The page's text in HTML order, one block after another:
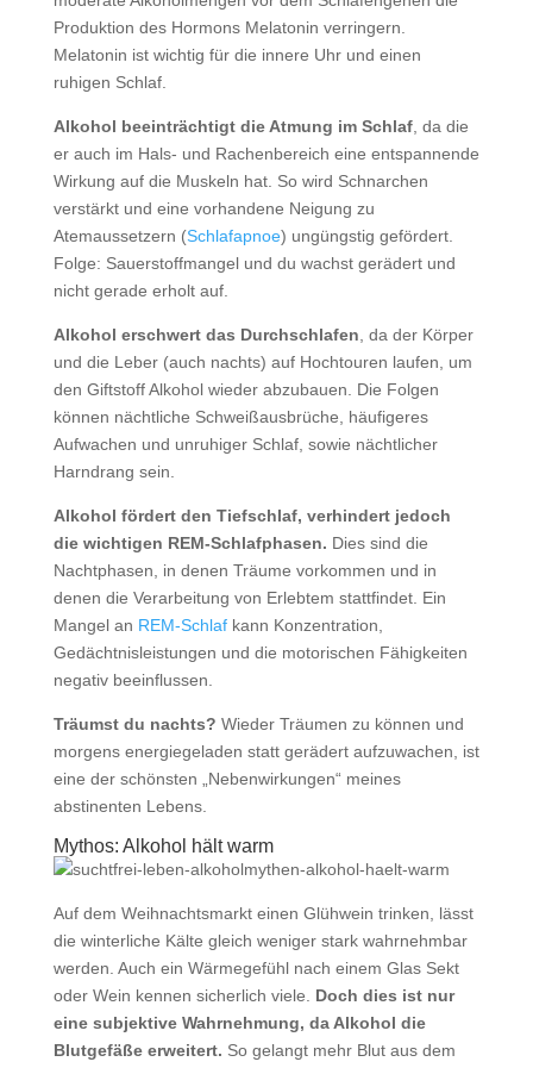
Produktion des Hormons Melatonin verringern.
Melatonin ist wichtig für die innere Uhr und einen
ruhigen Schlaf.
Alkohol beeinträchtigt die Atmung im Schlaf, da die
er auch im Hals- und Rachenbereich eine entspannende
Wirkung auf die Muskeln hat. So wird Schnarchen
verstärkt und eine vorhandene Neigung zu
Atemaussetzern (Schlafapnoe) ungüngstig gefördert.
Folge: Sauerstoffmangel und du wachst gerädert und
nicht gerade erholt auf.
Alkohol erschwert das Durchschlafen , da der Körper
und die Leber (auch nachts) auf Hochtouren laufen, um
den Giftstoff Alkohol wieder abzubauen. Die Folgen
können nächtliche Schweißausbrüche, häufigeres
Aufwachen und unruhiger Schlaf, sowie nächtlicher
Harndrang sein.
Alkohol fördert den Tiefschlaf, verhindert jedoch
die wichtigen REM-Schlafphasen. Dies sind die
Nachtphasen, in denen Träume vorkommen und in
denen die Verarbeitung von Erlebtem stattfindet. Ein
Mangel an REM-Schlafkann Konzentration,
Gedächtnisleistungen und die motorischen Fähigkeiten
negativ beeinflussen.
Träumst du nachts? Wieder Träumen zu können und
morgens energiegeladen statt gerädert aufzuwachen, ist
eine der schönsten „Nebenwirkungen“ meines
abstinenten Lebens.
Mythos: Alkohol hält warm
Auf dem Weihnachtsmarkt einen Glühwein trinken, lässt
die winterliche Kälte gleich weniger stark wahrnehmbar
werden. Auch ein Wärmegefühl nach einem Glas Sekt
oder Wein kennen sicherlich viele. Doch dies ist nur
eine subjektive Wahrnehmung, da Alkohol die
Blutgefäße erweitert. So gelangt mehr Blut aus dem